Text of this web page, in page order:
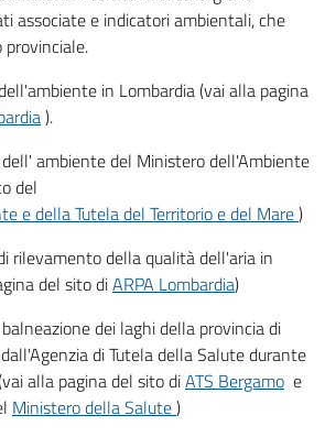
associate e indicatori ambientali, che
in Lombardia (vai alla pagina
).
ambiente del Ministero dell'Ambiente
del
e della Tutela del Territorio e del Mare)
rilevamento della qualità dell'aria in
del sito diARPA Lombardia)
dei laghi della provincia di
di Tutela della Salute durante
alla pagina del sito diATS Bergamo e
Ministero della Salute)